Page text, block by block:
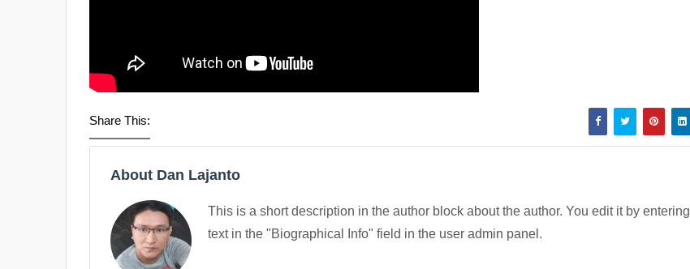
Share This:
About Dan Lajanto
This is a short description in the author block about the author. You edit it by entering
text in the "Biographical Info" field in the user admin panel.